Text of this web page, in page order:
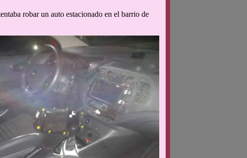
robar un auto estacionado en el barrio de